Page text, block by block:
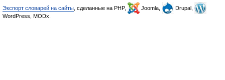
Экспорт словарей на сайты , сделанные на PHP, Joomla,
Drupal,
WordPress, MODx.